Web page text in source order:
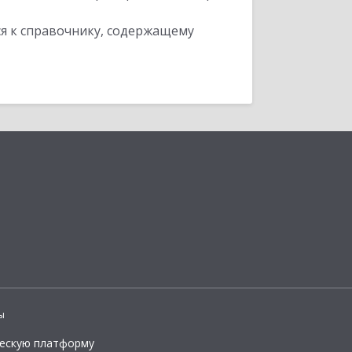
к справочнику, содержащему
платформу